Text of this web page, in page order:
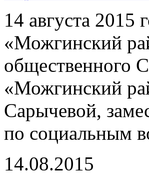
14 августа
«Можгинский
общественного
«Можгинский
Сарычевой,
по социальным
14.08.2015